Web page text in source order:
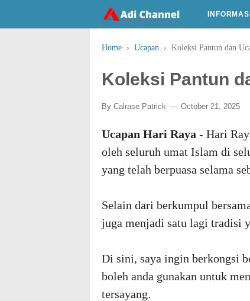
INFORMASI
Home › Ucapan › Koleksi Pantun dan
Koleksi Pantun
By Calrase Patrick October 21, 2025
Ucapan Hari Raya - Hari
oleh seluruh umat Islam di
yang telah berpuasa selama
Selain dari berkumpul
juga menjadi satu lagi tradisi
Di sini, saya ingin berkongsi
boleh anda gunakan untuk
tersayang.